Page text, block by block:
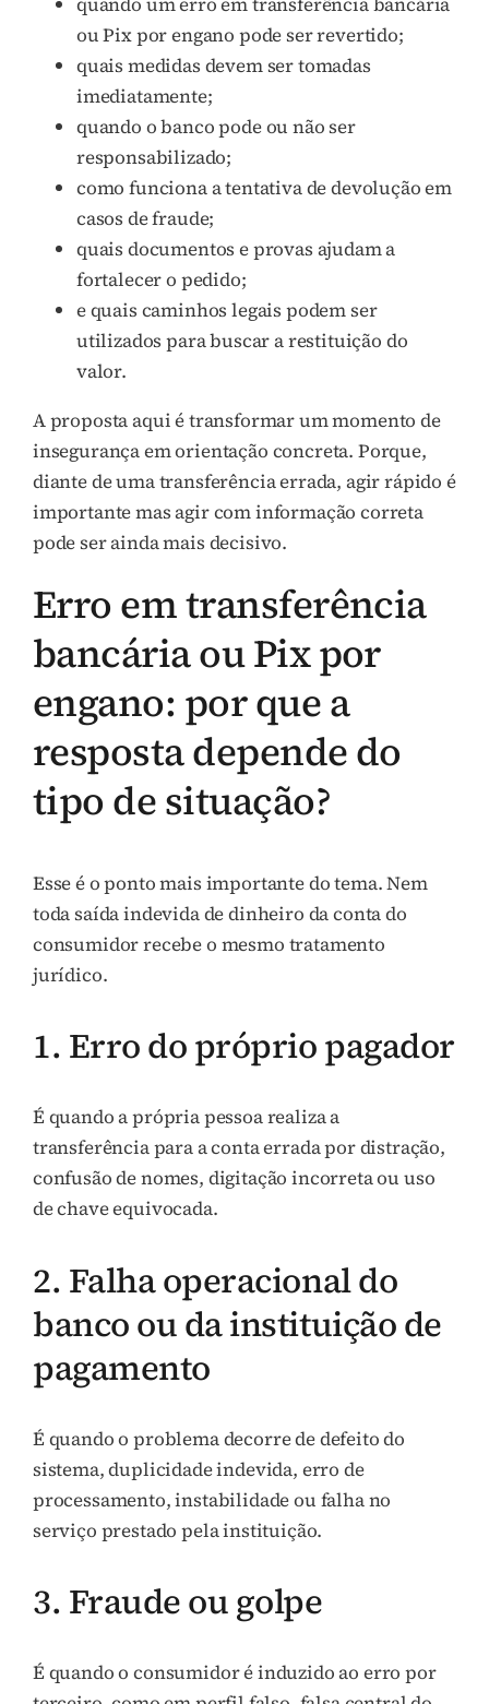
ou Pix por engano pode ser revertido;
quais medidas devem ser tomadas
imediatamente;
quando o banco pode ou não ser
responsabilizado;
como funciona a tentativa de devolução em
casos de fraude;
quais documentos e provas ajudam a
fortalecer o pedido;
e quais caminhos legais podem ser
utilizados para buscar a restituição do
valor.
A proposta aqui é transformar um momento de
insegurança em orientação concreta. Porque,
diante de uma transferência errada, agir rápido é
importante mas agir com informação correta
pode ser ainda mais decisivo.
Erro em transferência
bancária ou Pix por
engano: por que a
resposta depende do
tipo de situação?
Esse é o ponto mais importante do tema. Nem
toda saída indevida de dinheiro da conta do
consumidor recebe o mesmo tratamento
jurídico.
1. Erro do próprio pagador
É quando a própria pessoa realiza a
transferência para a conta errada por distração,
confusão de nomes, digitação incorreta ou uso
de chave equivocada.
2. Falha operacional do
banco ou da instituição de
pagamento
É quando o problema decorre de defeito do
sistema, duplicidade indevida, erro de
processamento, instabilidade ou falha no
serviço prestado pela instituição.
3. Fraude ou golpe
É quando o consumidor é induzido ao erro por